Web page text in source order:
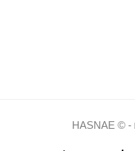
HASNAE © -